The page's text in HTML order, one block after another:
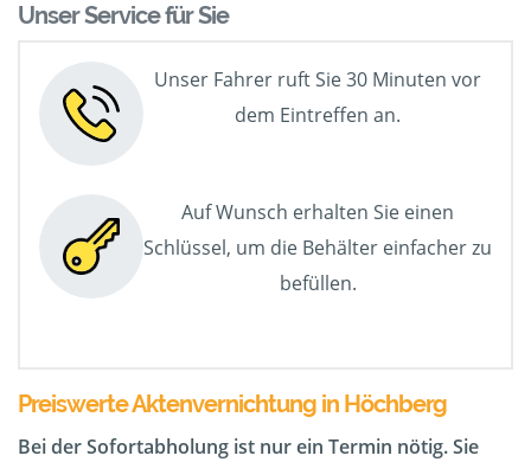
Unser Service für Sie
Unser Fahrer ruft Sie 30 Minuten vor
dem Eintreffen an.
Auf Wunsch erhalten Sie einen
Schlüssel, um die Behälter einfacher zu
befüllen.
Preiswerte Aktenvernichtung in Höchberg
Bei der Sofortabholung ist nur ein Termin nötig. Sie